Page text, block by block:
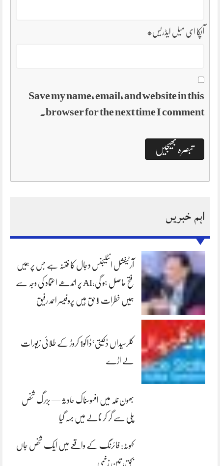
آپکا ای میل ایڈریس*
Save my name, email, and website in this
browser for the next time I comment.
اہم خبریں
آرٹیفشل انٹلیجنس دجال کا فتنہ ہے جس پر ہمیں
فتح حاصل ہو گی،AI پر اندھے اعتماد کی وجہ سے
ہمیں خطرات لاحق ہیں پروفیسر احمد رفیق
کلرسیداں ڈکیتی‘ڈاکو1 کروڑ کے طلائی زیورات
لے اڑے
بھون نلہ میں افسوسناک حادثہ — بزرگ شخص
پلی سے گر کر نالے میں بہہ گیا
کہوٹہ: فائرنگ کے واقعے میں ایک شخص جاں
بحق، تین زخمی